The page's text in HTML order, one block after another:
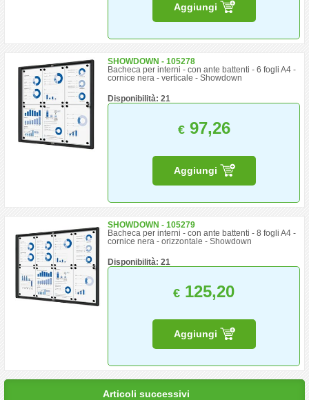
Aggiungi
SHOWDOWN - 105278
Bacheca per interni - con ante battenti - 6 fogli A4 -
cornice nera - verticale - Showdown
Disponibilità: 21
€97,26
Aggiungi
SHOWDOWN - 105279
Bacheca per interni - con ante battenti - 8 fogli A4 -
cornice nera - orizzontale - Showdown
Disponibilità: 21
€ 125,20
Aggiungi
Articoli successivi